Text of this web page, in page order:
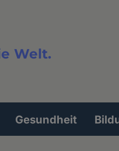
Welt.
Gesundheit